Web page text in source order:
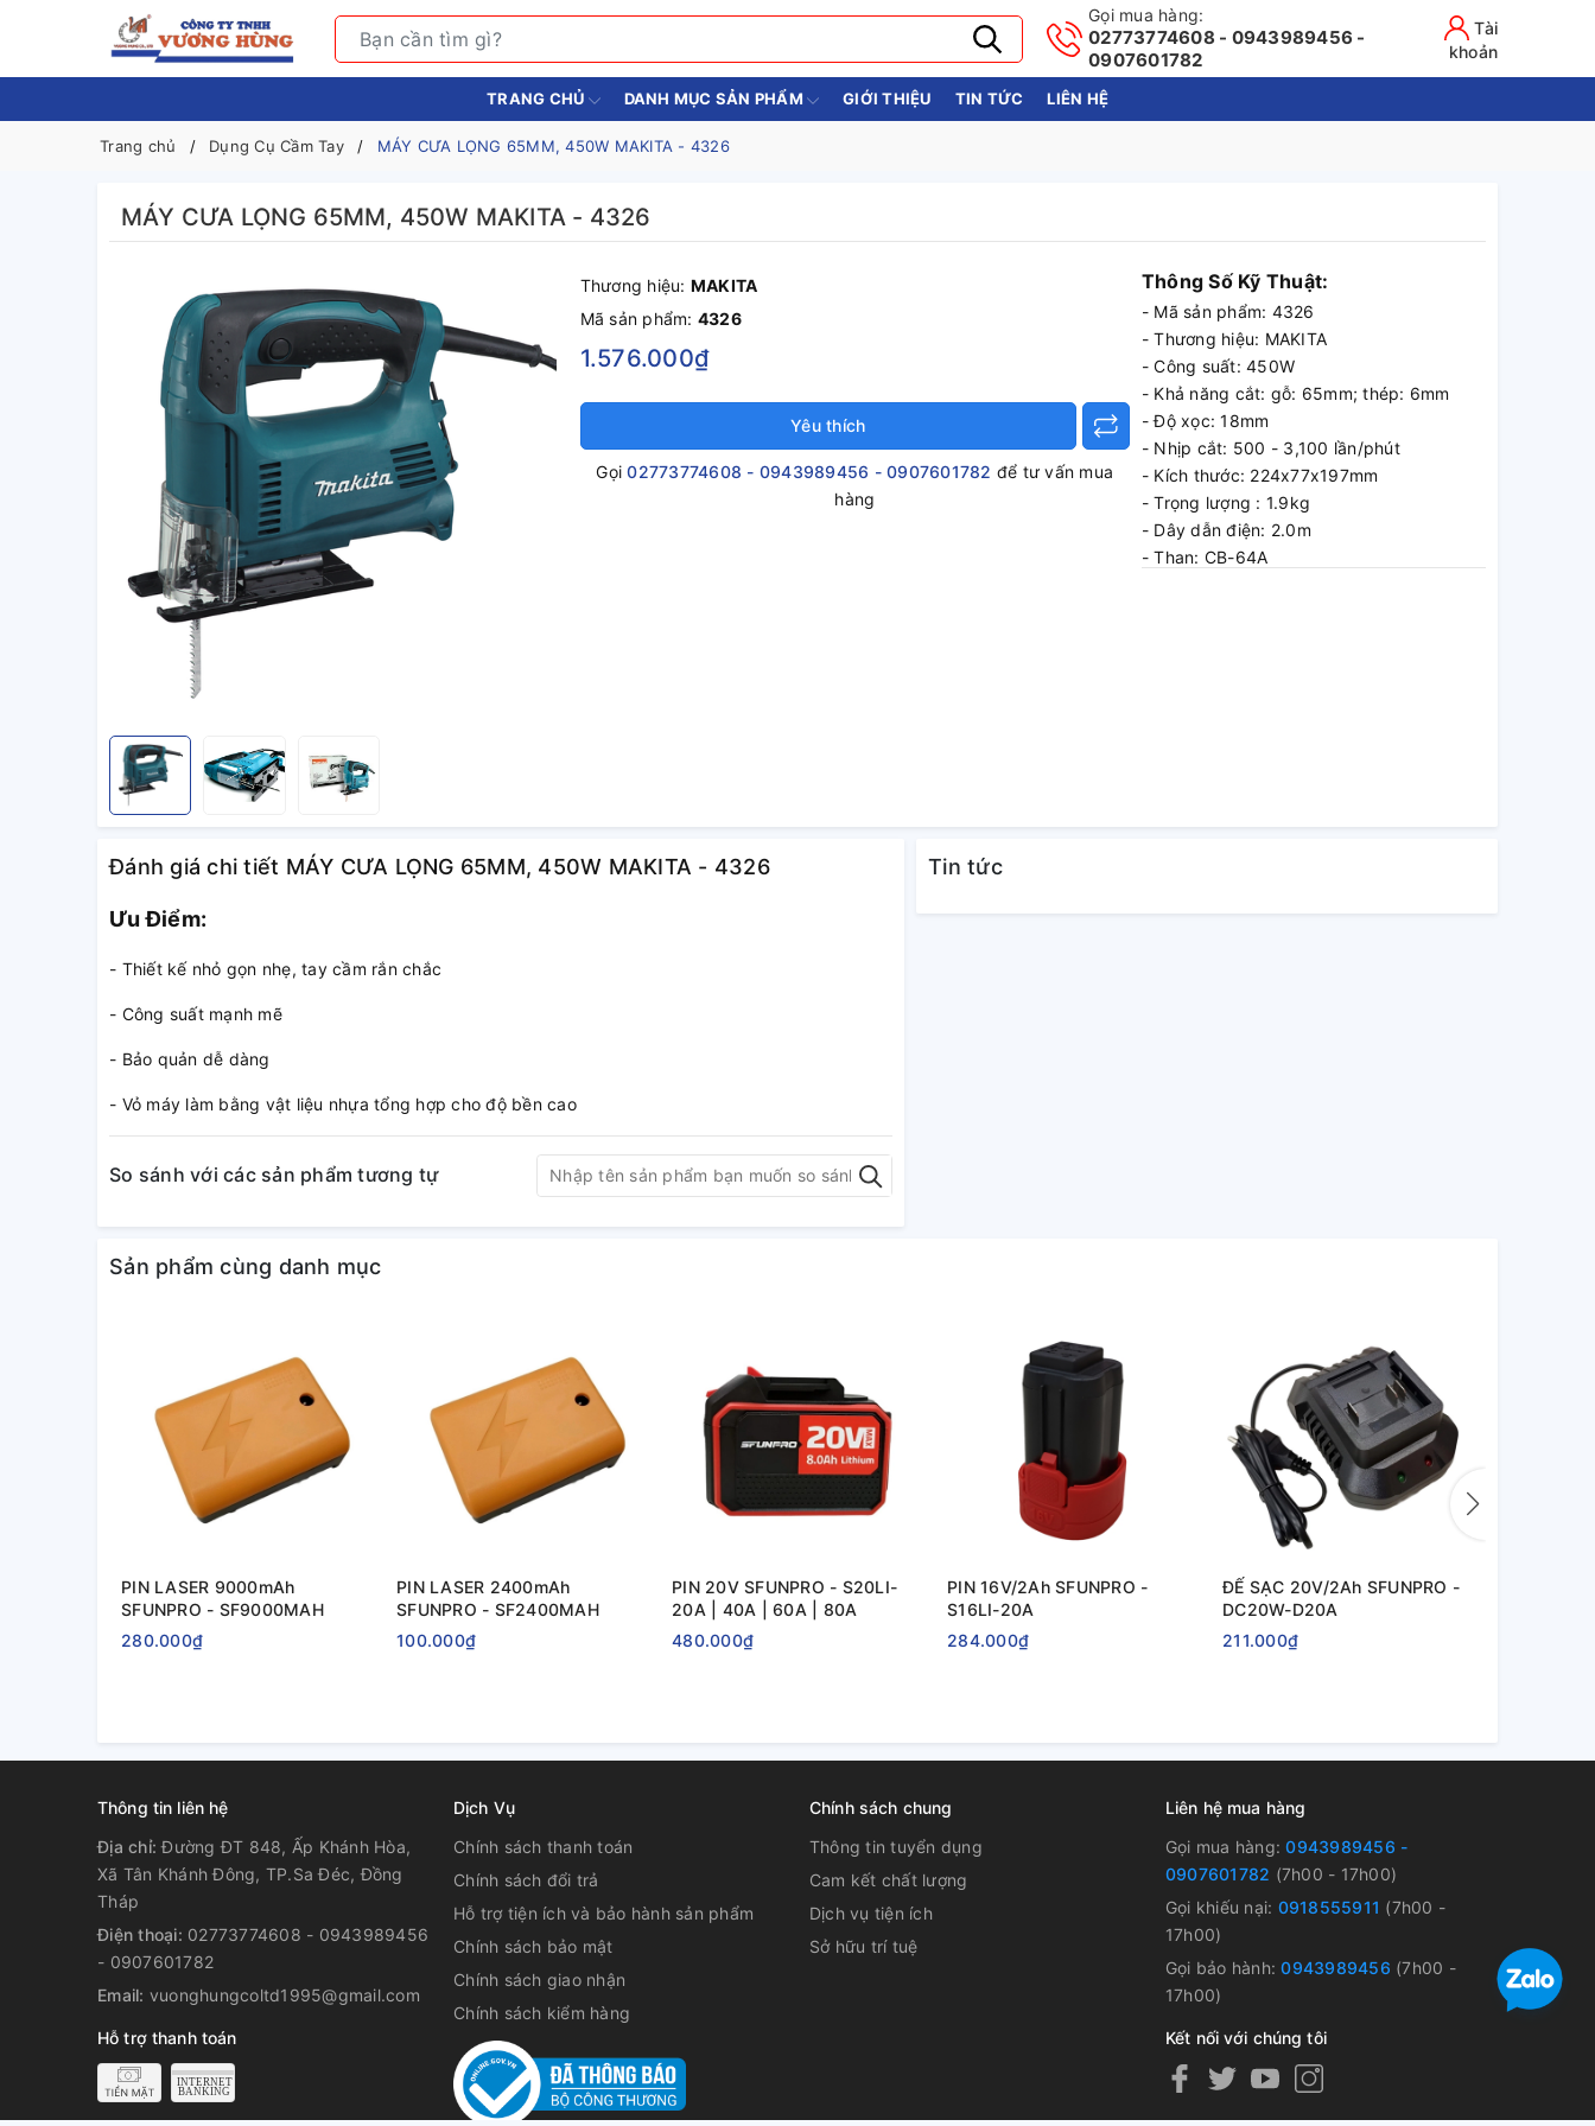
Gọi mua hàng:
02773774608 - 0943989456 -
0907601782
Tài
khoản
TRANG CHỦ DANH MỤC SẢN PHẨM GIỚI THIỆU TIN TỨC LIÊN HỆ
Trang chủ Dụng Cụ Cầm Tay MÁY CƯA LỌNG 65MM, 450W MAKITA - 4326
MÁY CƯA LỌNG 65MM, 450W MAKITA - 4326
Thương hiệu: MAKITA
Mã sản phẩm: 4326
1.576.000₫
Yêu thích
Gọi02773774608 - 0943989456 - 0907601782 để tư vấn mua
hàng
Thông Số Kỹ Thuật:
- Mã sản phẩm: 4326
- Thương hiệu: MAKITA
- Công suất: 450W
- Khả năng cắt: gỗ: 65mm; thép: 6mm
- Độ xọc: 18mm
- Nhịp cắt: 500 - 3,100 lần/phút
- Kích thước: 224x77x197mm
- Trọng lượng : 1.9kg
- Dây dẫn điện: 2.0m
- Than: CB-64A
Đánh giá chi tiết MÁY CƯA LỌNG 65MM, 450W MAKITA - 4326
Ưu Điểm:
- Thiết kế nhỏ gọn nhẹ, tay cầm rắn chắc
- Công suất mạnh mẽ
- Bảo quản dễ dàng
- Vỏ máy làm bằng vật liệu nhựa tổng hợp cho độ bền cao
So sánh với các sản phẩm tương tự
Tin tức
Sản phẩm cùng danh mục
PIN LASER 9000mAh
SFUNPRO - SF9000MAH
280.000₫
PIN LASER 2400mAh
SFUNPRO - SF2400MAH
100.000₫
PIN 20V SFUNPRO - S20LI-
20A | 40A | 60A | 80A
480.000₫
PIN 16V/2Ah SFUNPRO -
S16LI-20A
284.000₫
ĐẾ SẠC 20V/2Ah SFUNPRO -
DC20W-D20A
211.000₫
Thông tin liên hệ
Địa chỉ:Đường ĐT 848, Ấp Khánh Hòa,
Xã Tân Khánh Đông, TP.Sa Đéc, Đồng
Tháp
Điện thoại: 02773774608 - 0943989456
- 0907601782
Email: vuonghungcoltd1995@gmail.com
Hỗ trợ thanh toán
Dịch Vụ
Chính sách thanh toán
Chính sách đổi trả
Hỗ trợ tiện ích và bảo hành sản phẩm
Chính sách bảo mật
Chính sách giao nhận
Chính sách kiểm hàng
Chính sách chung
Thông tin tuyển dụng
Cam kết chất lượng
Dịch vụ tiện ích
Sở hữu trí tuệ
Liên hệ mua hàng
Gọi mua hàng:0943989456 -
0907601782 (7h00 - 17h00)
Gọi khiếu nại: 0918555911 (7h00 -
17h00)
Gọi bảo hành:0943989456 (7h00 -
17h00)
Kết nối với chúng tôi